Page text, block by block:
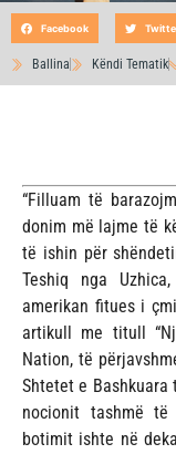
Ballina Këndi Tematik
Facebook
“Filluam të
donim më lajme të
të ishin për
Teshiq nga
amerikan fitues i
artikull me titull
Nation, të
Shtetet e Bashkuara
nocionit tashmë të
botimit ishte në